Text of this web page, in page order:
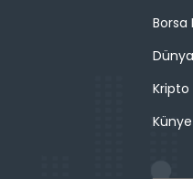
Borsa
Kripto
Künye